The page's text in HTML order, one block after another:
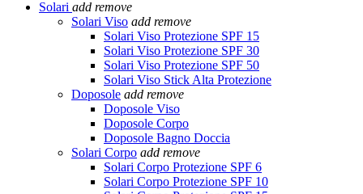
Solari add remove
Solari Viso add remove
Solari Viso Protezione SPF 15
Solari Viso Protezione SPF 30
Solari Viso Protezione SPF 50
Solari Viso Stick Alta Protezione
Doposole add remove
Doposole Viso
Doposole Corpo
Doposole Bagno Doccia
Solari Corpo add remove
Solari Corpo Protezione SPF 6
Solari Corpo Protezione SPF 10